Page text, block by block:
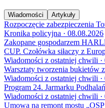
Wiadomości Artykuły
Rozpoczęcie zabezpieczenia
Kronika policyjna · 08.08.2026
Zakopane gospodarzem
CUP. Czołówka siłaczy z
Wiadomości z ostatniej chwili ·
Warsztaty tworzenia bukietów
Wiadomości z ostatniej chwili ·
Program 24. Jarmarku
Wiadomości z ostatniej chwili ·
Umowa na remont mostu